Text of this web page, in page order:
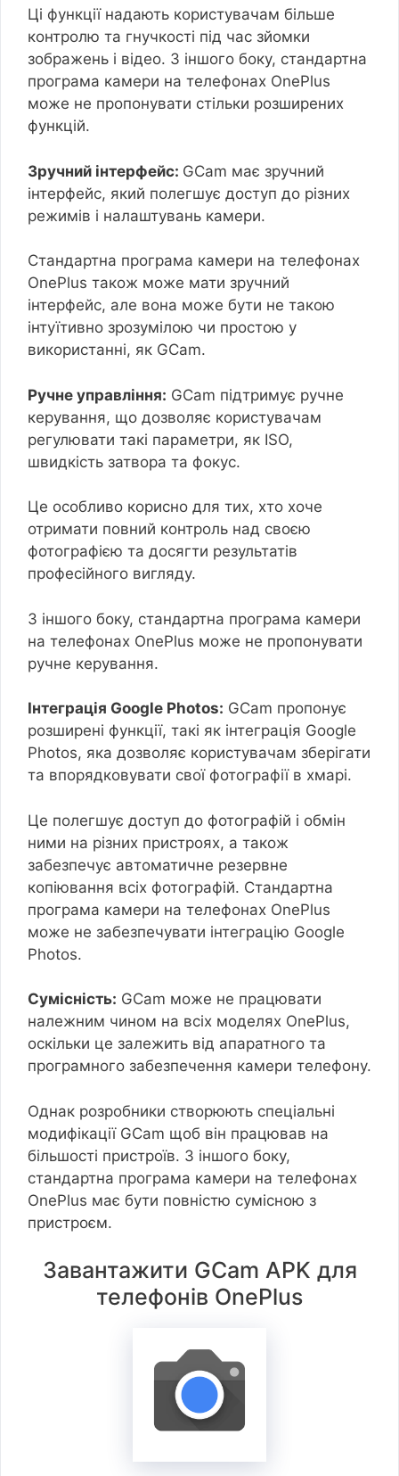
Ці функції надають користувачам більше
контролю та гнучкості під час зйомки
зображень і відео. З іншого боку, стандартна
програма камери на телефонах OnePlus
може не пропонувати стільки розширених
функцій.
Зручний інтерфейс: GCam має зручний
інтерфейс, який полегшує доступ до різних
режимів і налаштувань камери.
Стандартна програма камери на телефонах
OnePlus також може мати зручний
інтерфейс, але вона може бути не такою
інтуїтивно зрозумілою чи простою у
використанні, як GCam.
Ручне управління: GCam підтримує ручне
керування, що дозволяє користувачам
регулювати такі параметри, як ISO,
швидкість затвора та фокус.
Це особливо корисно для тих, хто хоче
отримати повний контроль над своєю
фотографією та досягти результатів
професійного вигляду.
З іншого боку, стандартна програма камери
на телефонах OnePlus може не пропонувати
ручне керування.
Інтеграція Google Photos: GCam пропонує
розширені функції, такі як інтеграція Google
Photos, яка дозволяє користувачам зберігати
та впорядковувати свої фотографії в хмарі.
Це полегшує доступ до фотографій і обмін
ними на різних пристроях, а також
забезпечує автоматичне резервне
копіювання всіх фотографій. Стандартна
програма камери на телефонах OnePlus
може не забезпечувати інтеграцію Google
Photos.
Сумісність: GCam може не працювати
належним чином на всіх моделях OnePlus,
оскільки це залежить від апаратного та
програмного забезпечення камери телефону.
Однак розробники створюють спеціальні
модифікації GCam щоб він працював на
більшості пристроїв. З іншого боку,
стандартна програма камери на телефонах
OnePlus має бути повністю сумісною з
пристроєм.
Завантажити GCam APK для
телефонів OnePlus